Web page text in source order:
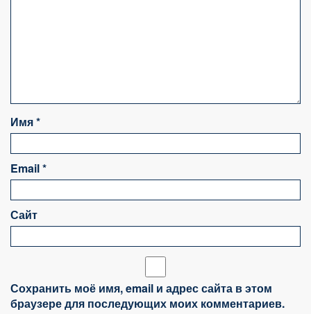
Имя*
Email*
Сайт
Сохранить моё имя, email и адрес сайта в этом
браузере для последующих моих комментариев.